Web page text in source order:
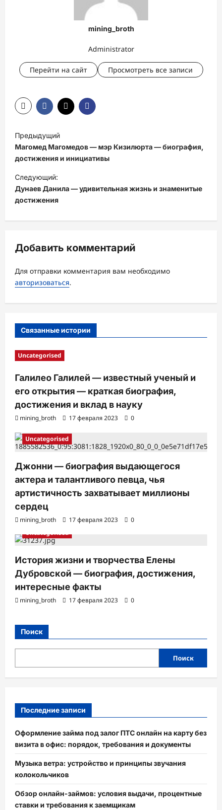
mining_broth
Administrator
Перейти на сайт Просмотреть все записи
Н
а
в
и
г
а
ц
я
з
а
Предыдущий
Магомед Магомедов — мэр Кизилюрта — биография,
достижения и инициативы
Следующий:
Дунаев Данила — удивительная жизнь и знаменитые
достижения
Добавить комментарий
Для отправки комментария вам необходимо
авторизоваться.
Связанные истории
Uncategorised
Галилео Галилей — известный ученый и
его открытия — краткая биография,
достижения и вклад в науку
mining_broth 17 февраля 2023 0
Uncategorised
Джонни — биография выдающегося
актера и талантливого певца, чья
артистичность захватывает миллионы
сердец
mining_broth 17 февраля 2023
0
Uncategorised
История жизни и творчества Елены
Дубровской — биография, достижения,
интересные факты
mining_broth 17 февраля 2023 0
Поиск
Поиск
Последние записи
Оформление займа под залог ПТС онлайн на карту без
визита в офис: порядок, требования и документы
Музыка ветра: устройство и принципы звучания
колокольчиков
Обзор онлайн-займов: условия выдачи, процентные
ставки и требования к заемщикам